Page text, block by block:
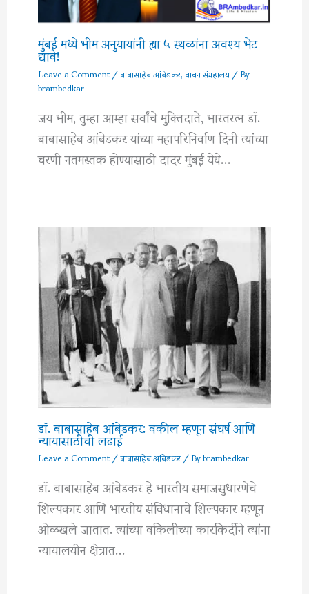
मुंबई मध्ये भीम अनुयायांनी ह्या ५ स्थळांना अवश्य भेट
द्यावे!
Leave a Comment/बाबासाहेब आंबेडकर,वाचन संग्रहालय/ By
brambedkar
जय भीम, तुम्हा आम्हा सर्वांचे मुक्तिदाते, भारतरत्न डॉ.
बाबासाहेब आंबेडकर यांच्या महापरिनिर्वाण दिनी त्यांच्या
चरणी नतमस्तक होण्यासाठी दादर मुंबई येथे…
डॉ. बाबासाहेब आंबेडकर: वकील म्हणून संघर्ष आणि
न्यायासाठीची लढाई
Leave a Comment/बाबासाहेब आंबेडकर/ Bybrambedkar
डॉ. बाबासाहेब आंबेडकर हे भारतीय समाजसुधारणेचे
शिल्पकार आणि भारतीय संविधानाचे शिल्पकार म्हणून
ओळखले जातात. त्यांच्या वकिलीच्या कारकिर्दीने त्यांना
न्यायालयीन क्षेत्रात…